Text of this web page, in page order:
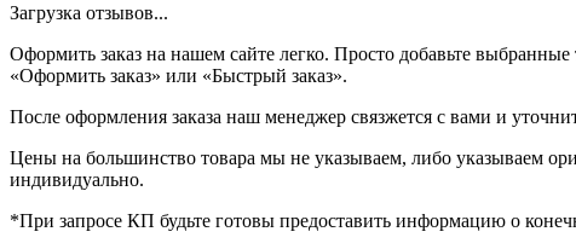
Загрузка отзывов...
Оформить заказ на нашем сайте легко. Просто добавьте
«Оформить заказ» или «Быстрый заказ».
После оформления заказа наш менеджер связжется с вами и
Цены на большинство товара мы не указываем, либо указываем
индивидуально.
*При запросе КП будьте готовы предоставить информацию о